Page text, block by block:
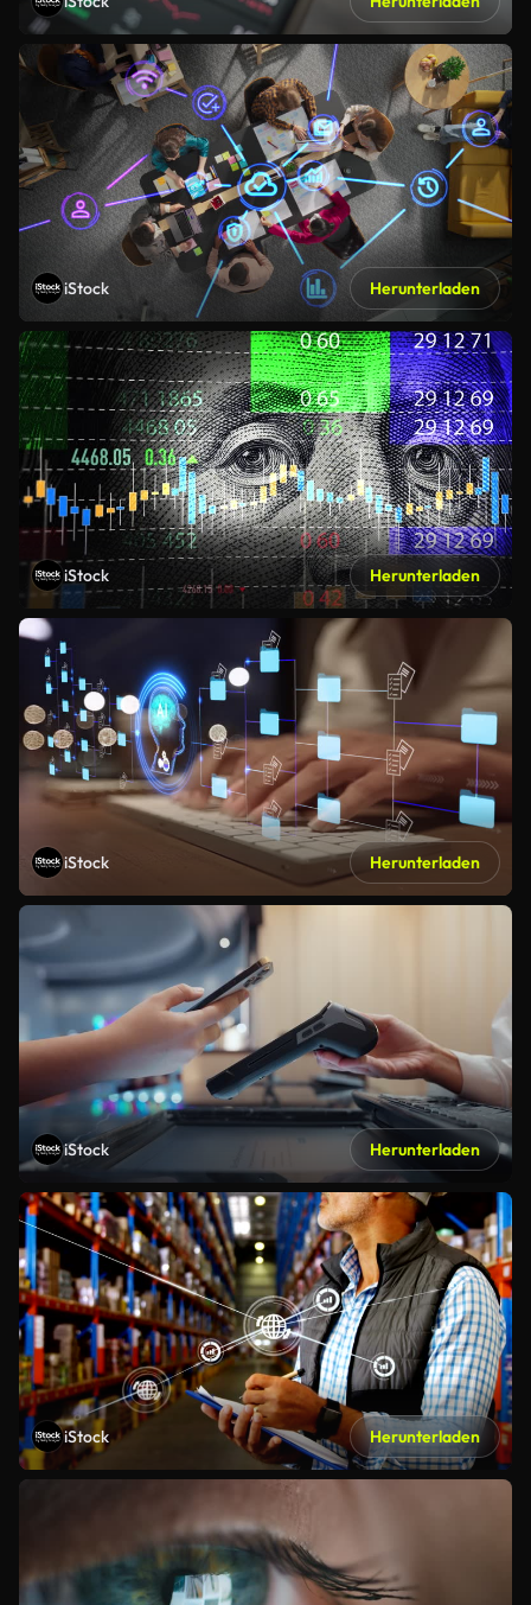
iStock Herunterladen
iStock Herunterladen
iStock Herunterladen
iStock Herunterladen
iStock Herunterladen